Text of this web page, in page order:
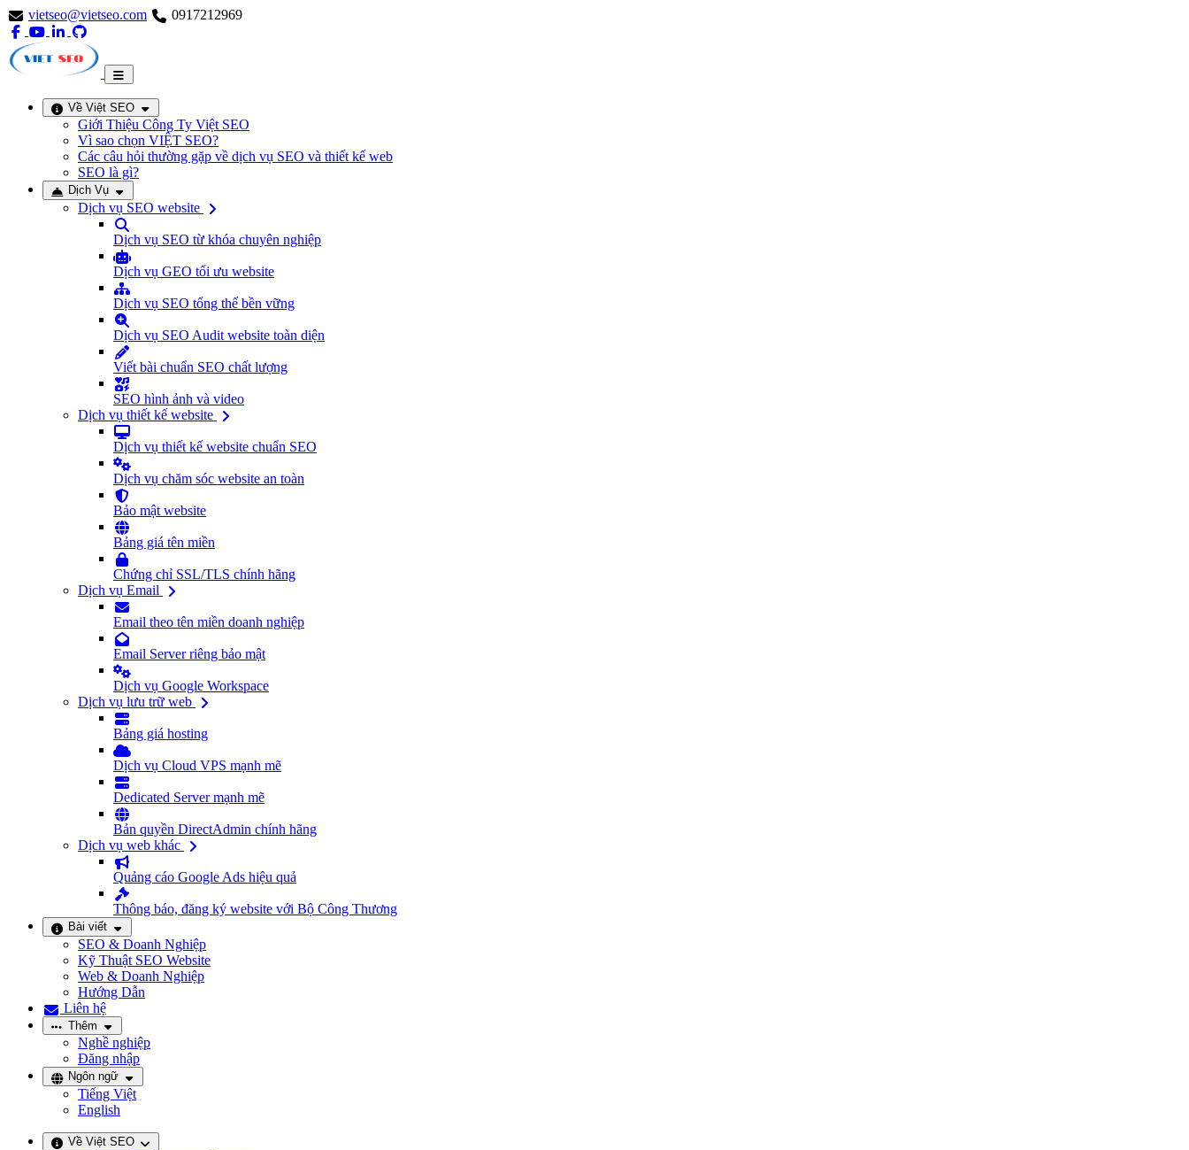
vietseo@vietseo.com 0917212969
Về Việt SEO
Giới Thiệu Công Ty Việt SEO
Vì sao chọn VIỆT SEO?
Các câu hỏi thường gặp về dịch vụ SEO và thiết kế web
SEO là gì?
Dịch Vụ
Dịch vụ SEO website
Dịch vụ SEO từ khóa chuyên nghiệp
Dịch vụ GEO tối ưu website
Dịch vụ SEO tổng thể bền vững
Dịch vụ SEO Audit website toàn diện
Viết bài chuẩn SEO chất lượng
SEO hình ảnh và video
Dịch vụ thiết kế website
Dịch vụ thiết kế website chuẩn SEO
Dịch vụ chăm sóc website an toàn
Bảo mật website
Bảng giá tên miền
Chứng chỉ SSL/TLS chính hãng
Dịch vụ Email
Email theo tên miền doanh nghiệp
Email Server riêng bảo mật
Dịch vụ Google Workspace
Dịch vụ lưu trữ web
Bảng giá hosting
Dịch vụ Cloud VPS mạnh mẽ
Dedicated Server mạnh mẽ
Bản quyền DirectAdmin chính hãng
Dịch vụ web khác
Quảng cáo Google Ads hiệu quả
Thông báo, đăng ký website với Bộ Công Thương
Bài viết
SEO & Doanh Nghiệp
Kỹ Thuật SEO Website
Web & Doanh Nghiệp
Hướng Dẫn
Liên hệ
Thêm
Nghề nghiệp
Đăng nhập
Ngôn ngữ
Tiếng Việt
English
Về Việt SEO